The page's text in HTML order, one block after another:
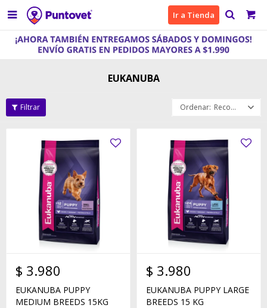
 Ir a Tienda
EUKANUBA
Recomendados
$ 3.980
EUKANUBA PUPPY
MEDIUM BREEDS 15KG
$ 3.980
EUKANUBA PUPPY LARGE
BREEDS 15 KG